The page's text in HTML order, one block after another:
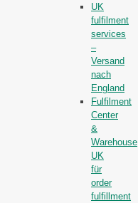
UK
fulfilment
services
–
Versand
nach
England
Fulfilment
Center
&
Warehouse
UK
für
order
fulfillment